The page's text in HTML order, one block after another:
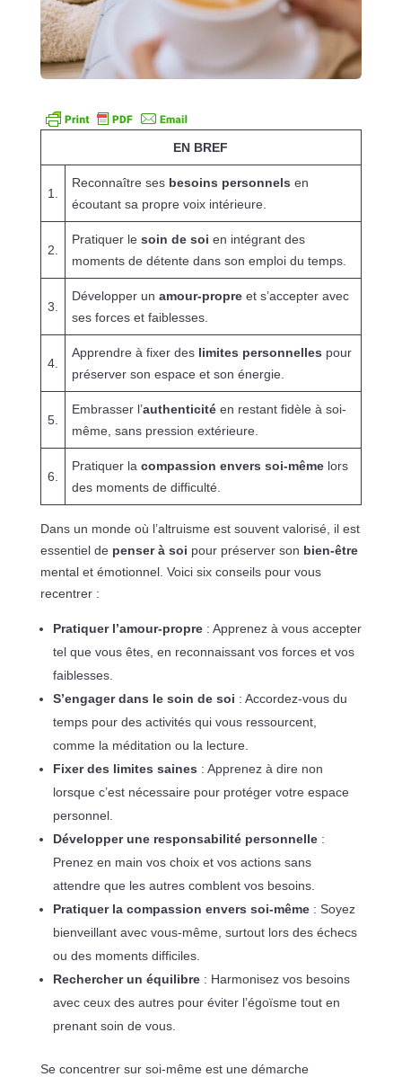
EN BREF
1.
Reconnaître ses besoins personnels en
écoutant sa propre voix intérieure.
2.
Pratiquer le soin de soi en intégrant des
moments de détente dans son emploi du temps.
3.
Développer un amour-propreet s’accepter avec
ses forces et faiblesses.
4.
Apprendre à fixer des limites personnelles pour
préserver son espace et son énergie.
5.
Embrasser l’authenticitéen restant fidèle à soi-
même, sans pression extérieure.
6.
Pratiquer la compassion envers soi-mêmelors
des moments de difficulté.
Dans un monde où l’altruisme est souvent valorisé, il est
essentiel de penser à soi pour préserver son bien-être
mental et émotionnel. Voici six conseils pour vous
recentrer :
Pratiquer l’amour-propre: Apprenez à vous accepter
tel que vous êtes, en reconnaissant vos forces et vos
faiblesses.
S’engager dans le soin de soi : Accordez-vous du
temps pour des activités qui vous ressourcent,
comme la méditation ou la lecture.
Fixer des limites saines : Apprenez à dire non
lorsque c’est nécessaire pour protéger votre espace
personnel.
Développer une responsabilité personnelle:
Prenez en main vos choix et vos actions sans
attendre que les autres comblent vos besoins.
Pratiquer la compassion envers soi-même: Soyez
bienveillant avec vous-même, surtout lors des échecs
ou des moments difficiles.
Rechercher un équilibre: Harmonisez vos besoins
avec ceux des autres pour éviter l’égoïsme tout en
prenant soin de vous.
Se concentrer sur soi-même est une démarche